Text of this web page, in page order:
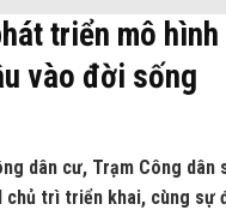
triển mô
vào đời sống
dân cư, Trạm Công
chủ trì triển khai, cùng